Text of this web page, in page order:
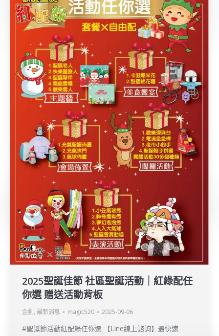
2025聖誕佳節 社區聖誕活動｜紅綠配任
你選 贈送活動背板
企劃 , 最新消息 magic520 2025-09-06
#聖誕節活動紅配綠任你選 【Line線上諮詢】最快速